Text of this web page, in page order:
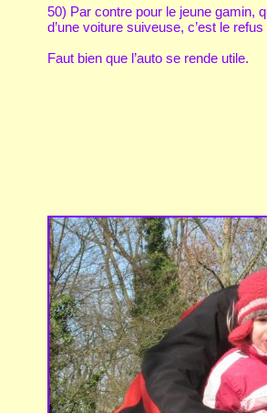
50) Par contre pour le jeune gamin,
d’une voiture suiveuse, c’est le
Faut bien que l’auto se rende utile.